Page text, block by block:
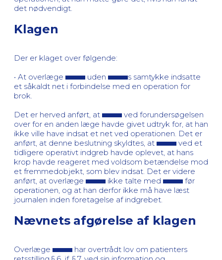
det nødvendigt.
Klagen
Der er klaget over følgende:
• At overlæge
uden
s samtykke indsatte
et såkaldt net i forbindelse med en operation for
brok.
Det er herved anført, at
ved forundersøgelsen
over for en anden læge havde givet udtryk for, at han
ikke ville have indsat et net ved operationen. Det er
anført, at denne beslutning skyldtes, at
ved et
tidligere operativt indgreb havde oplevet, at hans
krop havde reageret med voldsom betændelse mod
et fremmedobjekt, som blev indsat. Det er videre
anført, at overlæge
ikke talte med
før
operationen, og at han derfor ikke må have læst
journalen inden foretagelse af indgrebet.
Nævnets afgørelse af klagen
Overlæge
har overtrådt lov om patienters